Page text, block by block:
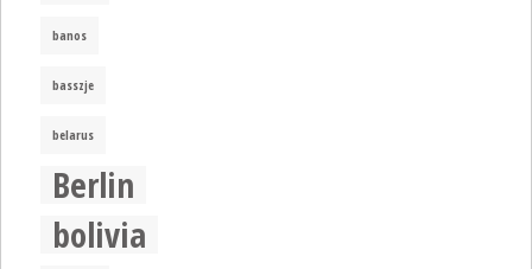
banos
basszje
belarus
Berlin
bolivia